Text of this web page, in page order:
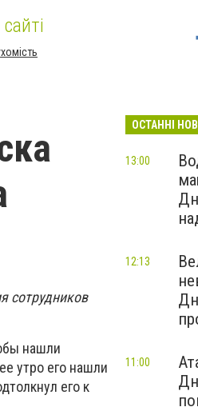
сотрудников
нашли
утро его нашли
его к
ОСТАННІ
13:00
12:13
11:00